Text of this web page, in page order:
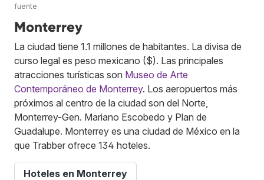
fuente
Monterrey
La ciudad tiene 1.1 millones de habitantes. La divisa de
curso legal es peso mexicano ($). Las principales
atracciones turísticas son Museo de Arte
Contemporáneo de Monterrey. Los aeropuertos más
próximos al centro de la ciudad son del Norte,
Monterrey-Gen. Mariano Escobedo y Plan de
Guadalupe. Monterrey es una ciudad de México en la
que Trabber ofrece 134 hoteles.
Hoteles en Monterrey